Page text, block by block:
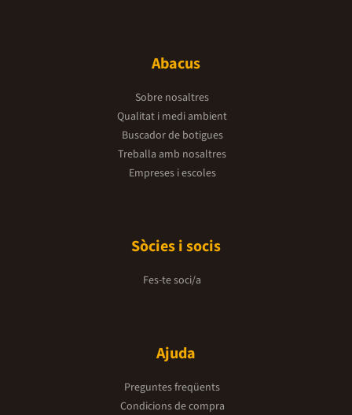
Abacus
Sobre nosaltres
Qualitat i medi ambient
Buscador de botigues
Treballa amb nosaltres
Empreses i escoles
Sòcies i socis
Fes-te soci/a
Ajuda
Preguntes freqüents
Condicions de compra